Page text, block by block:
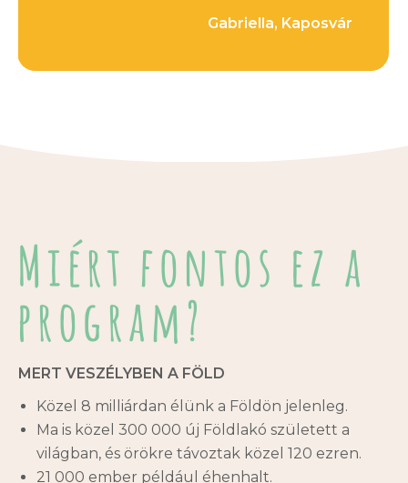
Gabriella, Kaposvár
Miért fontos ez a
program?
MERT VESZÉLYBEN A FÖLD
Közel 8 milliárdan élünk a Földön jelenleg.
Ma is közel 300 000 új Földlakó született a
világban, és örökre távoztak közel 120 ezren.
21 000 ember például éhenhalt.